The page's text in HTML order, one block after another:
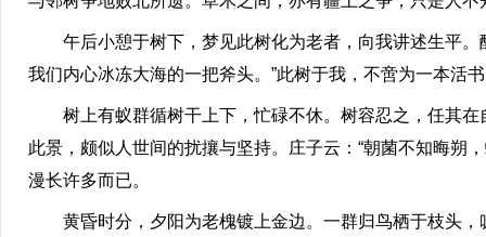
午后小憩于树下，梦见此树化为老者，向我讲述生平。
我们内心冰冻大海的一把斧头。”此树于我，不啻为一本活
树上有蚁群循树干上下，忙碌不休。树容忍之，任其在
此景，颇似人世间的扰攘与坚持。庄子云：“朝菌不知晦朔
漫长许多而已。
黄昏时分，夕阳为老槐镀上金边。一群归鸟栖于枝头，